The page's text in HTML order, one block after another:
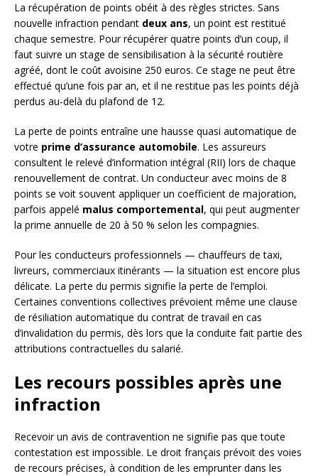
La récupération de points obéit à des règles strictes. Sans
nouvelle infraction pendant deux ans, un point est restitué
chaque semestre. Pour récupérer quatre points d’un coup, il
faut suivre un stage de sensibilisation à la sécurité routière
agréé, dont le coût avoisine 250 euros. Ce stage ne peut être
effectué qu’une fois par an, et il ne restitue pas les points déjà
perdus au-delà du plafond de 12.
La perte de points entraîne une hausse quasi automatique de
votre prime d’assurance automobile. Les assureurs
consultent le relevé d’information intégral (RII) lors de chaque
renouvellement de contrat. Un conducteur avec moins de 8
points se voit souvent appliquer un coefficient de majoration,
parfois appelé malus comportemental, qui peut augmenter
la prime annuelle de 20 à 50 % selon les compagnies.
Pour les conducteurs professionnels — chauffeurs de taxi,
livreurs, commerciaux itinérants — la situation est encore plus
délicate. La perte du permis signifie la perte de l’emploi.
Certaines conventions collectives prévoient même une clause
de résiliation automatique du contrat de travail en cas
d’invalidation du permis, dès lors que la conduite fait partie des
attributions contractuelles du salarié.
Les recours possibles après une
infraction
Recevoir un avis de contravention ne signifie pas que toute
contestation est impossible. Le droit français prévoit des voies
de recours précises, à condition de les emprunter dans les